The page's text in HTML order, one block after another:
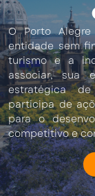
O Porto Alegre
entidade sem
turismo e a
associar, sua
estratégica
participa de
para o
competitivo e